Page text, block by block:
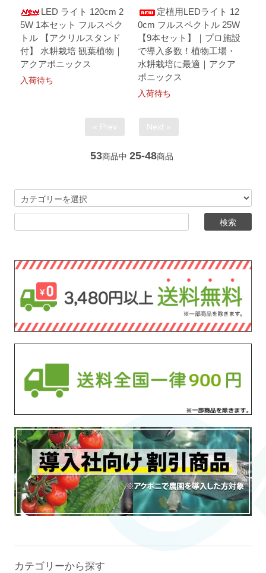
LED ライト 120cm 2
5W 1本セット フルスペク
トル 【アクリルスタンド
付】 水耕栽培 観葉植物｜
アクアポニックス
入荷待ち
定植用LEDライト 12
0cm フルスペクトル 25W
【9本セット】｜プロ施設
で導入多数！植物工場・
水耕栽培に最適｜アクア
ポニックス
入荷待ち
« Prev Next »
53商品中 25-48商品
カテゴリーから探す